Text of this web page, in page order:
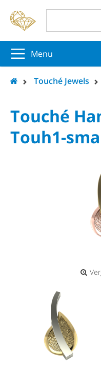
Menu
Touché Jewels
Touché
Touh1-